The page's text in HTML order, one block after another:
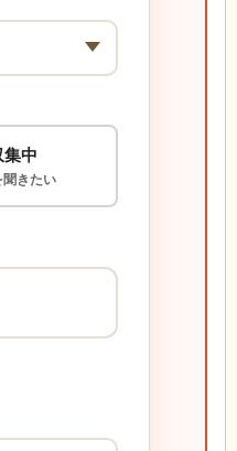
中
きたい